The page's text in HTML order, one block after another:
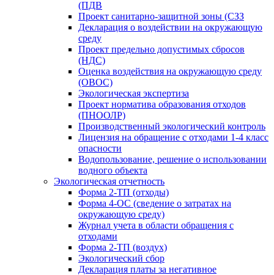
(ПДВ
Проект санитарно-защитной зоны (СЗЗ
Декларация о воздействии на окружающую
среду
Проект предельно допустимых сбросов
(НДС)
Оценка воздействия на окружающую среду
(ОВОС)
Экологическая экспертиза
Проект норматива образования отходов
(ПНООЛР)
Производственный экологический контроль
Лицензия на обращение с отходами 1-4 класс
опасности
Водопользование, решение о использовании
водного объекта
Экологическая отчетность
Форма 2-ТП (отходы)
Форма 4-ОС (сведение о затратах на
окружающую среду)
Журнал учета в области обращения с
отходами
Форма 2-ТП (воздух)
Экологический сбор
Декларация платы за негативное